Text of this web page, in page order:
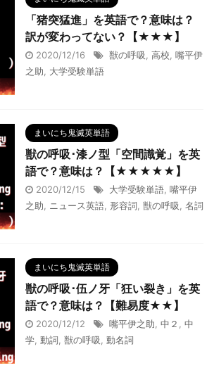
「猪突猛進」を英語で？意味は？
訳が変わってない？【★★★】
2020/12/16 獣の呼吸 高校 嘴平伊
之助
大学受験単語
まいにち鬼滅英単語
獣の呼吸･漆ノ型「空間識覚」を英
語で？意味は？【★★★★★】
2020/12/15 大学受験単語 嘴平伊
之助
ニュース英語 形容詞 獣の呼吸 名詞
まいにち鬼滅英単語
獣の呼吸･伍ノ牙「狂い裂き」を英
語で？意味は？【難易度★★】
2020/12/12 嘴平伊之助 中２
中
学 動詞 獣の呼吸 動名詞